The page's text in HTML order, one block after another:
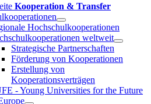
Kooperation & Transfer
Hochschulkooperationen
weltweit
Strategische Partnerschaften
Förderung von Kooperationen
Erstellung von
Kooperationsverträgen
- Young Universities for the Future